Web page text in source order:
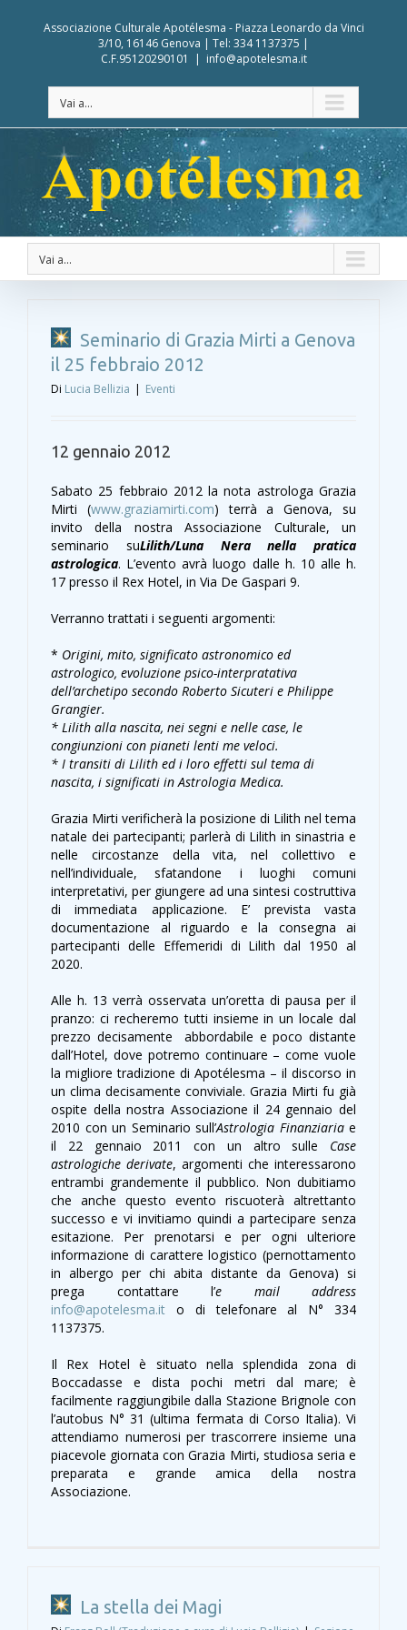
Associazione Culturale Apotélesma - Piazza Leonardo da Vinci
3/10, 16146 Genova | Tel: 334 1137375 |
C.F.95120290101
| info@apotelesma.it
Vai a...
Vai a...
Seminario di Grazia Mirti a Genova
il 25 febbraio 2012
Di Lucia Bellizia | Eventi
12 gennaio 2012
Sabato 25 febbraio 2012 la nota astrologa Grazia
Mirti (www.graziamirti.com) terrà a Genova, su
invito della nostra Associazione Culturale, un
seminario suLilith/Luna Nera nella pratica
astrologica. L’evento avrà luogo dalle h. 10 alle h.
17 presso il Rex Hotel, in Via De Gaspari 9.
Verranno trattati i seguenti argomenti:
* Origini, mito, significato astronomico ed
astrologico, evoluzione psico-interpratativa
dell’archetipo secondo Roberto Sicuteri e Philippe
Grangier.
* Lilith alla nascita, nei segni e nelle case, le
congiunzioni con pianeti lenti me veloci.
* I transiti di Lilith ed i loro effetti sul tema di
nascita, i significati in Astrologia Medica.
Grazia Mirti verificherà la posizione di Lilith nel tema
natale dei partecipanti; parlerà di Lilith in sinastria e
nelle circostanze della vita, nel collettivo e
nell’individuale, sfatandone i luoghi comuni
interpretativi, per giungere ad una sintesi costruttiva
di immediata applicazione. E’ prevista vasta
documentazione al riguardo e la consegna ai
partecipanti delle Effemeridi di Lilith dal 1950 al
2020.
Alle h. 13 verrà osservata un’oretta di pausa per il
pranzo: ci recheremo tutti insieme in un locale dal
prezzo decisamente abbordabile e poco distante
dall’Hotel, dove potremo continuare – come vuole
la migliore tradizione di Apotélesma – il discorso in
un clima decisamente conviviale. Grazia Mirti fu già
ospite della nostra Associazione il 24 gennaio del
2010 con un Seminario sull’Astrologia Finanziariae
il 22 gennaio 2011 con un altro sulle Case
astrologiche derivate, argomenti che interessarono
entrambi grandemente il pubblico. Non dubitiamo
che anche questo evento riscuoterà altrettanto
successo e vi invitiamo quindi a partecipare senza
esitazione. Per prenotarsi e per ogni ulteriore
informazione di carattere logistico (pernottamento
in albergo per chi abita distante da Genova) si
prega contattare l’e mail address
info@apotelesma.it o di telefonare al N° 334
1137375.
Il Rex Hotel è situato nella splendida zona di
Boccadasse e dista pochi metri dal mare; è
facilmente raggiungibile dalla Stazione Brignole con
l’autobus N° 31 (ultima fermata di Corso Italia). Vi
attendiamo numerosi per trascorrere insieme una
piacevole giornata con Grazia Mirti, studiosa seria e
preparata e grande amica della nostra
Associazione.
La stella dei Magi